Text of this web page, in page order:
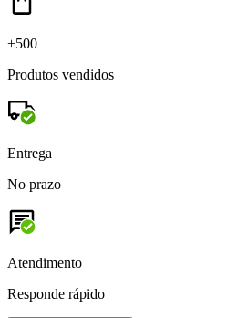
+500
Produtos vendidos
Entrega
No prazo
Atendimento
Responde rápido